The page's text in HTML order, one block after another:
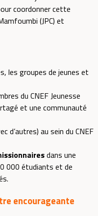
coordonner cette
(JPC) et
les groupes de jeunes et
du CNEF Jeunesse
et une communauté
d’autres) au sein du CNEF
dans une
000 étudiants et de
encourageante